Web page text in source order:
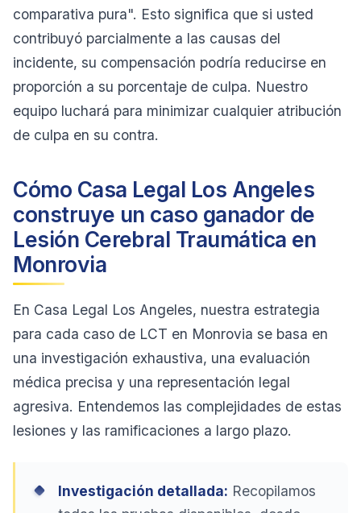
comparativa pura". Esto significa que si usted
contribuyó parcialmente a las causas del
incidente, su compensación podría reducirse en
proporción a su porcentaje de culpa. Nuestro
equipo luchará para minimizar cualquier atribución
de culpa en su contra.
Cómo Casa Legal Los Angeles
construye un caso ganador de
Lesión Cerebral Traumática en
Monrovia
En Casa Legal Los Angeles, nuestra estrategia
para cada caso de LCT en Monrovia se basa en
una investigación exhaustiva, una evaluación
médica precisa y una representación legal
agresiva. Entendemos las complejidades de estas
lesiones y las ramificaciones a largo plazo.
Investigación detallada: Recopilamos